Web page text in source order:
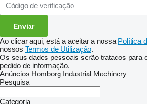
Ao clicar aqui, está a aceitar a nossa Política
nossos Termos de Utilização.
Os seus dados pessoais serão tratados para
pedido de informação.
Anúncios Homborg Industrial Machinery
Pesquisa
Categoria